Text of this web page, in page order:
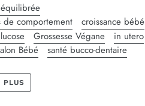
de comportement
croissance bébé
Grossesse Végane
in utero
Bébé santé bucco-dentaire
PLUS